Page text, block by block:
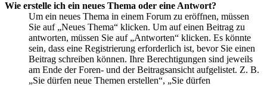
Wie erstelle ich ein neues Thema oder eine Antwort?
Um ein neues Thema in einem Forum zu eröffnen, müssen
Sie auf „Neues Thema“ klicken. Um auf einen Beitrag zu
antworten, müssen Sie auf „Antworten“ klicken. Es könnte
sein, dass eine Registrierung erforderlich ist, bevor Sie einen
Beitrag schreiben können. Ihre Berechtigungen sind jeweils
am Ende der Foren- und der Beitragsansicht aufgelistet. Z. B.
„Sie dürfen neue Themen erstellen“, „Sie dürfen